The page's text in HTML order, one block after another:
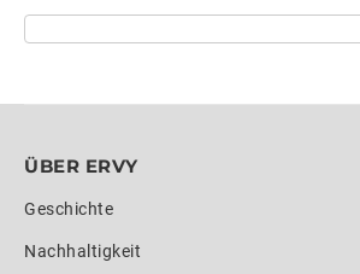
ÜBER ERVY
Geschichte
Nachhaltigkeit